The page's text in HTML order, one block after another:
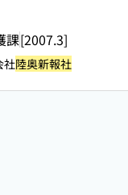
課[2007.3]
社陸奥新報社